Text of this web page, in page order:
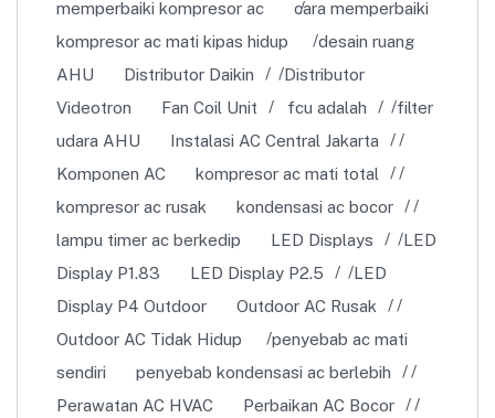
memperbaiki kompresor ac
cara memperbaiki
kompresor ac mati kipas hidup
desain ruang
AHU
Distributor Daikin
Distributor
Videotron
Fan Coil Unit fcu adalah
filter
udara AHU
Instalasi AC Central Jakarta
Komponen AC
kompresor ac mati total
kompresor ac rusak
kondensasi ac bocor
lampu timer ac berkedip
LED Displays
LED
Display P1.83
LED Display P2.5
LED
Display P4 Outdoor
Outdoor AC Rusak
Outdoor AC Tidak Hidup
penyebab ac mati
sendiri
penyebab kondensasi ac berlebih
Perawatan AC HVAC
Perbaikan AC Bocor